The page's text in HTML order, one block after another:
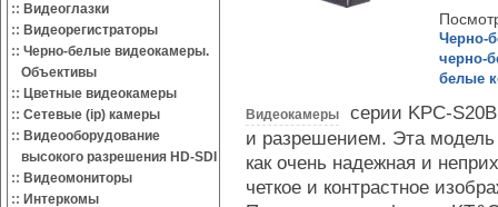
:: Видеоглазки
:: Видеорегистраторы
:: Черно-белые видеокамеры.
Объективы
:: Цветные видеокамеры
:: Сетевые (ip) камеры
:: Видеооборудование
высокого разрешения HD-SDI
:: Видеомониторы
:: Интеркомы
Черно-
черно-
белые
Видеокамеры
серии KPC-
и разрешением. Эта
как очень надежная и
четкое и контрастное